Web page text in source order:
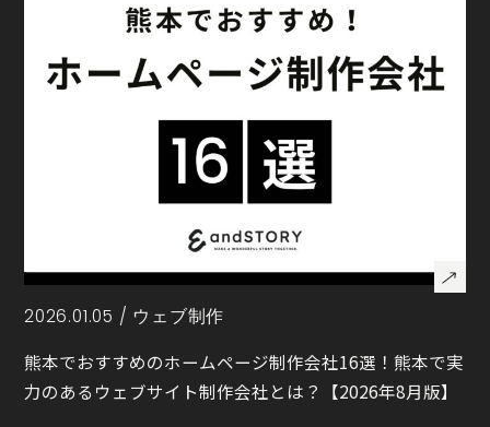
2026.01.05 / ウェブ制作
熊本でおすすめのホームページ制作会社16選！熊本で実
力のあるウェブサイト制作会社とは？【2026年8月版】